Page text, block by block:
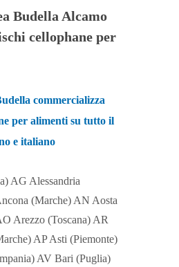
Budella Alcamo
cellophane per
commercializza
per alimenti su tutto il
e italiano
AG Alessandria
(Marche) AN Aosta
Arezzo (Toscana) AR
AP Asti (Piemonte)
AV Bari (Puglia)